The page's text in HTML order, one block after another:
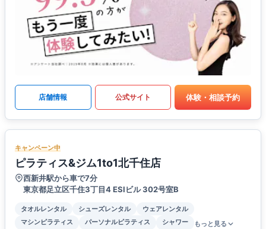
店舗情報 公式サイト 体験・相談予約
キャンペーン中
ピラティス&ジム1to1北千住店
西新井駅から車で7分
東京都足立区千住3丁目4 ESIビル 302号室B
タオルレンタル シューズレンタル
ウェアレンタル
マシンピラティス
パーソナルピラティス シャワー もっと見る